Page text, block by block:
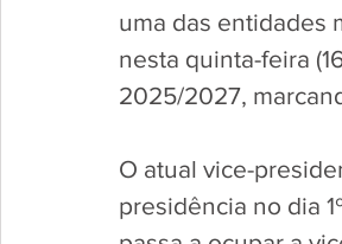
uma das entidades
nesta quinta-feira
2025/2027,
O atual vice-
presidência no dia